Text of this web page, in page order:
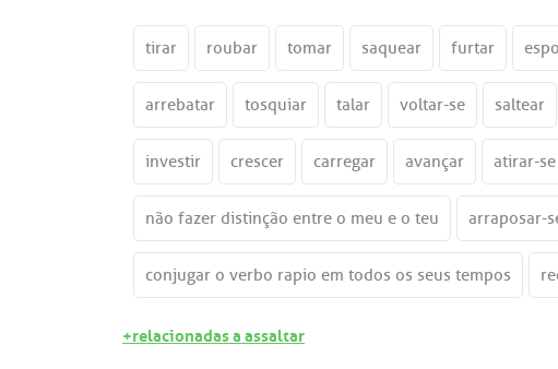
tirar roubar tomar saquear furtar
arrebatar tosquiar talar voltar-se saltear
investir crescer carregar avançar atirar-se
não fazer distinção entre o meu e o teu arraposar-
conjugar o verbo rapio em todos os seus tempos
+relacionadas a assaltar